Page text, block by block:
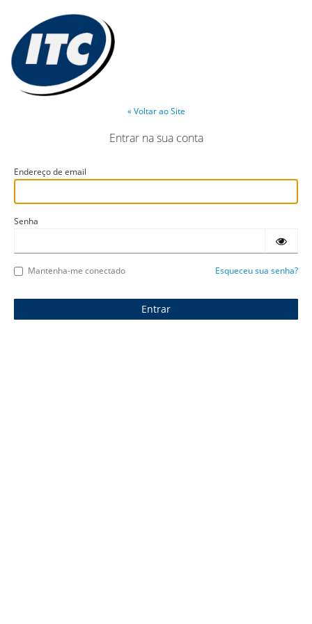
« Voltar ao Site
Entrar na sua conta
Endereço de email
Senha
Mantenha-me conectado Esqueceu sua senha?